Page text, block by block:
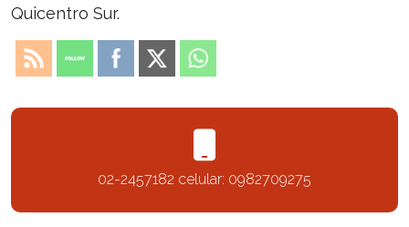
Quicentro Sur.
02-2457182 celular: 0982709275